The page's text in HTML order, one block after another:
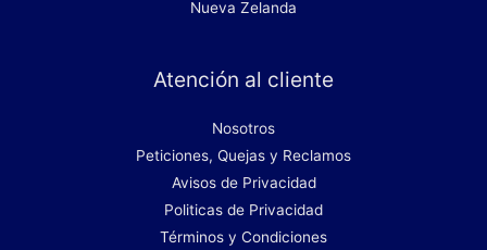
Nueva Zelanda
Atención al cliente
Nosotros
Peticiones, Quejas y Reclamos
Avisos de Privacidad
Politicas de Privacidad
Términos y Condiciones